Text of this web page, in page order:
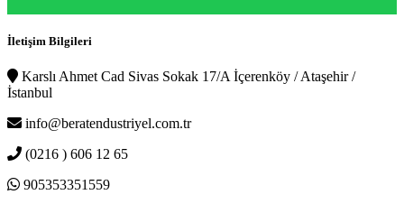
İletişim Bilgileri
Karslı Ahmet Cad Sivas Sokak 17/A İçerenköy / Ataşehir /
İstanbul
info@beratendustriyel.com.tr
(0216 ) 606 12 65
905353351559